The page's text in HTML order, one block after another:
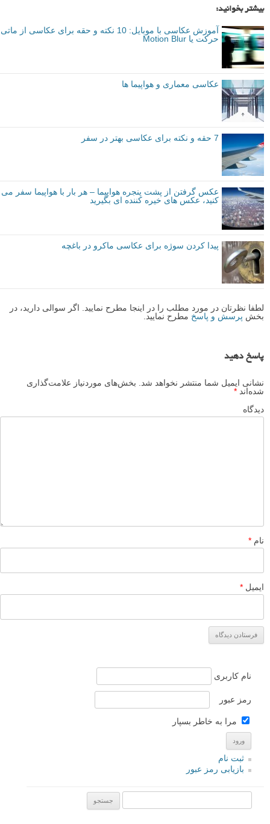
بیشتر بخوانید:
آموزش عکاسی با موبایل: 10 نکته و حقه برای عکاسی از ماتی
حرکت یا Motion Blur
عکاسی معماری و هواپیما ها
7 حقه و نکته برای عکاسی بهتر در سفر
عکس گرفتن از پشت پنجره هواپیما – هر بار با هواپیما سفر می
کنید، عکس های خیره کننده ای بگیرید
پیدا کردن سوژه برای عکاسی ماکرو در باغچه
لطفا نظرتان در مورد مطلب را در اینجا مطرح نمایید. اگر سوالی دارید، در
بخش پرسش و پاسخ مطرح نمایید.
پاسخ دهید
نشانی ایمیل شما منتشر نخواهد شد.
بخش‌های موردنیاز علامت‌گذاری
شده‌اند *
دیدگاه
نام *
ایمیل *
نام کاربری
رمز عبور
مرا به خاطر بسپار
ثبت نام
بازیابی رمز عبور